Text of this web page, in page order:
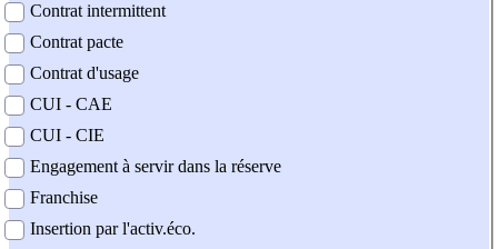
Contrat intermittent
Contrat pacte
Contrat d'usage
CUI - CAE
CUI - CIE
Engagement à servir dans la réserve
Franchise
Insertion par l'activ.éco.